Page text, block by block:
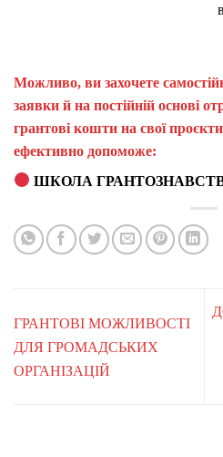
Можливо, ви захочете
заявки й на постійній основі
грантові кошти на свої
ефективно допоможе:
ШКОЛА
ГРАНТОВІ МОЖЛИВОСТІ
ДЛЯ ГРОМАДСЬКИХ
ОРГАНІЗАЦІЙ